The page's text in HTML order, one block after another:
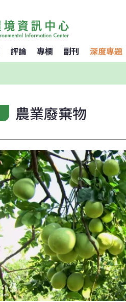
評論 專欄 副刊 深度專題
農業廢棄物